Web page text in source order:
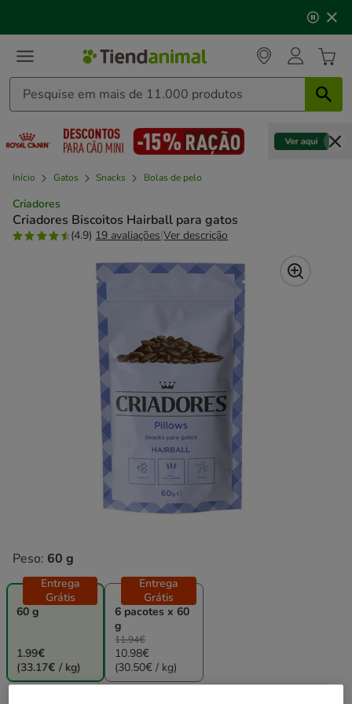
3,
mensagem,
Início Gatos Snacks Bolas de pelo
Criadores
Criadores Biscoitos Hairball para gatos
(4.9) 19 avaliações|Ver descrição
Peso: 60 g
60 g
Entrega
Grátis
1.99€
(33.17€ / kg)
6 pacotes x 60
g
Entrega
Grátis
11.94€
10.98€
(30.50€ / kg)